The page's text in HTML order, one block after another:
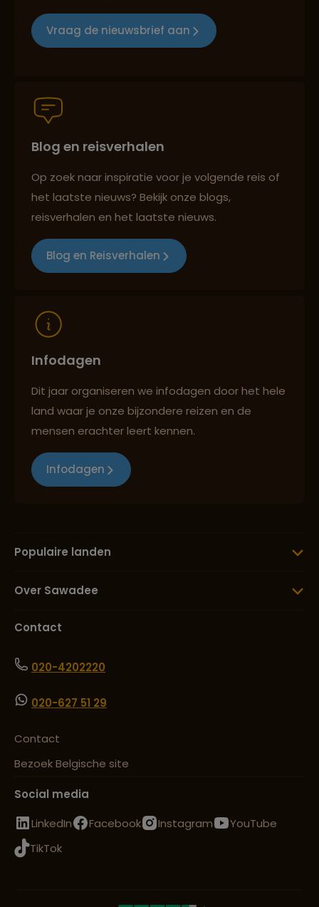
Reizen met oog voor mens, cultuur en milieu
Persoonlijk en deskundig reisadvies
Best beoordeelde reisroutes
Vraag de nieuwsbrief aan
Blog en reisverhalen
Op zoek naar inspiratie voor je volgende reis of
het laatste nieuws? Bekijk onze blogs,
reisverhalen en het laatste nieuws.
Blog en Reisverhalen
Infodagen
Dit jaar organiseren we infodagen door het hele
land waar je onze bijzondere reizen en de
mensen erachter leert kennen.
Infodagen
Populaire landen
Over Sawadee
Contact
020-4202220
020-627 51 29
Contact
Bezoek Belgische site
Social media
LinkedIn
Facebook Instagram
YouTube
TikTok